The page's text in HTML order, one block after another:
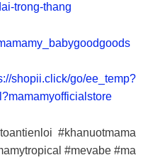
trong-thang
shopii.click/go/ee_temp?
#khanuotmama
#mevabe #ma